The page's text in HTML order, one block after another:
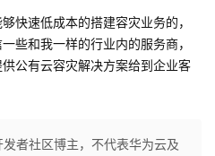
快速低成本的搭建容灾业务的，
些和我一样的行业内的服务商，
公有云容灾解决方案给到企业客
发者社区博主，不代表华为云及